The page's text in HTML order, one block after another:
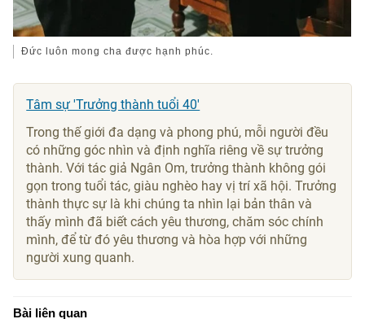
Đức luôn mong cha được hạnh phúc.
Tâm sự 'Trưởng thành tuổi 40'
Trong thế giới đa dạng và phong phú, mỗi người đều
có những góc nhìn và định nghĩa riêng về sự trưởng
thành. Với tác giả Ngân Om, trưởng thành không gói
gọn trong tuổi tác, giàu nghèo hay vị trí xã hội. Trưởng
thành thực sự là khi chúng ta nhìn lại bản thân và
thấy mình đã biết cách yêu thương, chăm sóc chính
mình, để từ đó yêu thương và hòa hợp với những
người xung quanh.
Bài liên quan